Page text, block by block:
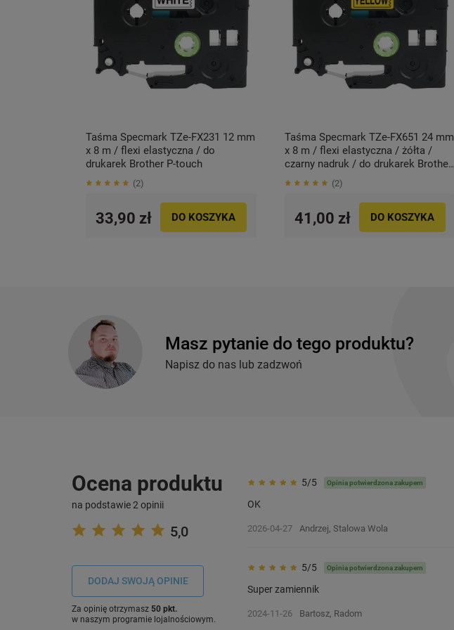
Taśma Specmark TZe-FX231 12 mm
x 8 m / flexi elastyczna / do
drukarek Brother P-touch
2
33,90 zł DO KOSZYKA
Taśma Specmark TZe-FX651 24 mm
x 8 m / flexi elastyczna / żółta /
czarny nadruk / do drukarek Brother
P-touch
2
41,00 zł DO KOSZYKA
Masz pytanie do tego produktu?
Napisz do nas lub zadzwoń
Ocena produktu
na podstawie 2 opinii
5,0
DODAJ SWOJĄ OPINIE
Za opinię otrzymasz 50 pkt.
w naszym programie lojalnościowym.
5/5 Opinia potwierdzona zakupem
OK
2026-04-27 Andrzej, Stalowa Wola
5/5 Opinia potwierdzona zakupem
Super zamiennik
2024-11-26 Bartosz, Radom